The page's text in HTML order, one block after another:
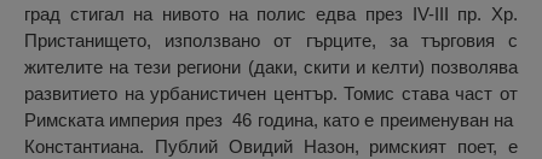
град стигал на нивото на полис едва през IV-III пр. Хр.
Пристанището, използвано от гърците, за търговия с
жителите на тези региони (даки, скити и келти) позволява
развитието на урбанистичен център. Томис става част от
Римската империя през 46 година, като е преименуван на
Константиана. Публий Овидий Назон, римският поет, е